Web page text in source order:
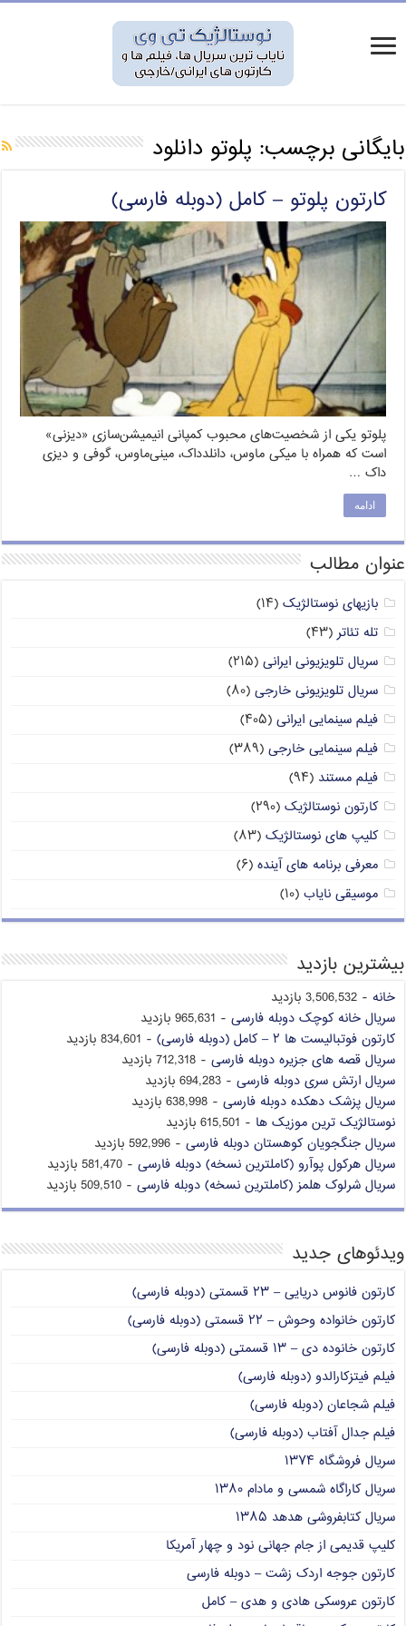
بایگانی برچسب: پلوتو دانلود
کارتون پلوتو – کامل (دوبله فارسی)
پلوتو یکی از شخصیت‌های محبوب کمپانی انیمیشن‌سازی «دیزنی»
است که همراه با میکی ماوس، دانلدداک، مینی‌ماوس، گوفی و دیزی
داک …
ادامه
عنوان مطالب
بازیهای نوستالژیک (۱۴)
تله تئاتر (۴۳)
سریال تلویزیونی ایرانی (۲۱۵)
سریال تلویزیونی خارجی (۸۰)
فیلم سینمایی ایرانی (۴۰۵)
فیلم سینمایی خارجی (۳۸۹)
فیلم مستند (۹۴)
کارتون نوستالژیک (۲۹۰)
کلیپ های نوستالژیک (۸۳)
معرفی برنامه های آینده (۶)
موسیقی نایاب (۱۰)
بیشترین بازدید
خانه - 3,506,532 بازدید
سریال خانه کوچک دوبله فارسی - 965,631 بازدید
کارتون فوتبالیست ها ۲ – کامل (دوبله فارسی)
- 834,601 بازدید
سریال قصه های جزیره دوبله فارسی - 712,318 بازدید
سریال ارتش سری دوبله فارسی - 694,283 بازدید
سریال پزشک دهکده دوبله فارسی - 638,998 بازدید
نوستالژیک ترین موزیک ها - 615,501 بازدید
سریال جنگجویان کوهستان دوبله فارسی - 592,996 بازدید
سریال هرکول پوآرو (کاملترین نسخه) دوبله فارسی - 581,470 بازدید
سریال شرلوک هلمز (کاملترین نسخه) دوبله فارسی - 509,510 بازدید
ویدئوهای جدید
کارتون فانوس دریایی – ۲۳ قسمتی (دوبله فارسی)
کارتون خانواده وحوش – ۲۲ قسمتی (دوبله فارسی)
کارتون خانوده دی – ۱۳ قسمتی (دوبله فارسی)
فیلم فیتزکارالدو (دوبله فارسی)
فیلم شجاعان (دوبله فارسی)
فیلم جدال آفتاب (دوبله فارسی)
سریال فروشگاه ۱۳۷۴
سریال کاراگاه شمسی و مادام ۱۳۸۰
سریال کتابفروشی هدهد ۱۳۸۵
کلیپ قدیمی از جام جهانی نود و چهار آمریکا
کارتون جوجه اردک زشت – دوبله فارسی
کارتون عروسکی هادی و هدی – کامل